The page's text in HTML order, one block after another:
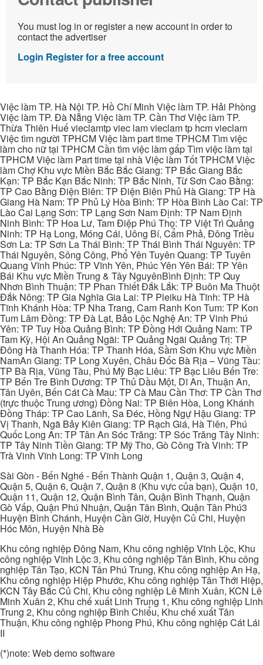
You must log in or register a new account in order to
contact the advertiser
Login Register for a free account
Việc làm TP. Hà Nội TP. Hồ Chí Minh Việc làm TP. Hải Phòng
Việc làm TP. Đà Nẵng Việc làm TP. Cần Thơ Việc làm TP.
Thừa Thiên Huế vieclamtp viec lam vieclam tp hcm vieclam
Việc tìm người TPHCM Việc làm part time TPHCM Tìm việc
làm cho nữ tại TPHCM Cần tìm việc làm gấp Tìm việc làm tại
TPHCM Việc làm Part time tại nhà Việc làm Tốt TPHCM Việc
làm Chợ Khu vực Miền Bắc Bắc Giang: TP Bắc Giang Bắc
Kạn: TP Bắc Kạn Bắc Ninh: TP Bắc Ninh, Từ Sơn Cao Bằng:
TP Cao Bằng Điện Biên: TP Điện Biên Phủ Hà Giang: TP Hà
Giang Hà Nam: TP Phủ Lý Hòa Bình: TP Hòa Bình Lào Cai: TP
Lào Cai Lạng Sơn: TP Lạng Sơn Nam Định: TP Nam Định
Ninh Bình: TP Hoa Lư, Tam Điệp Phú Thọ: TP Việt Trì Quảng
Ninh: TP Hạ Long, Móng Cái, Uông Bí, Cẩm Phả, Đông Triều
Sơn La: TP Sơn La Thái Bình: TP Thái Bình Thái Nguyên: TP
Thái Nguyên, Sông Công, Phổ Yên Tuyên Quang: TP Tuyên
Quang Vĩnh Phúc: TP Vĩnh Yên, Phúc Yên Yên Bái: TP Yên
Bái Khu vực Miền Trung & Tây NguyênBình Định: TP Quy
Nhơn Bình Thuận: TP Phan Thiết Đắk Lắk: TP Buôn Ma Thuột
Đắk Nông: TP Gia Nghĩa Gia Lai: TP Pleiku Hà Tĩnh: TP Hà
Tĩnh Khánh Hòa: TP Nha Trang, Cam Ranh Kon Tum: TP Kon
Tum Lâm Đồng: TP Đà Lạt, Bảo Lộc Nghệ An: TP Vinh Phú
Yên: TP Tuy Hòa Quảng Bình: TP Đồng Hới Quảng Nam: TP
Tam Kỳ, Hội An Quảng Ngãi: TP Quảng Ngãi Quảng Trị: TP
Đông Hà Thanh Hóa: TP Thanh Hóa, Sầm Sơn Khu vực Miền
NamAn Giang: TP Long Xuyên, Châu Đốc Bà Rịa – Vũng Tàu:
TP Bà Rịa, Vũng Tàu, Phú Mỹ Bạc Liêu: TP Bạc Liêu Bến Tre:
TP Bến Tre Bình Dương: TP Thủ Dầu Một, Dĩ An, Thuận An,
Tân Uyên, Bến Cát Cà Mau: TP Cà Mau Cần Thơ: TP Cần Thơ
(trực thuộc Trung ương) Đồng Nai: TP Biên Hòa, Long Khánh
Đồng Tháp: TP Cao Lãnh, Sa Đéc, Hồng Ngự Hậu Giang: TP
Vị Thanh, Ngã Bảy Kiên Giang: TP Rạch Giá, Hà Tiên, Phú
Quốc Long An: TP Tân An Sóc Trăng: TP Sóc Trăng Tây Ninh:
TP Tây Ninh Tiền Giang: TP Mỹ Tho, Gò Công Trà Vinh: TP
Trà Vinh Vĩnh Long: TP Vĩnh Long
Sài Gòn - Bến Nghé - Bến Thành Quận 1, Quận 3, Quận 4,
Quận 5, Quận 6, Quận 7, Quận 8 (Khu vực của bạn), Quận 10,
Quận 11, Quận 12, Quận Bình Tân, Quận Bình Thạnh, Quận
Gò Vấp, Quận Phú Nhuận, Quận Tân Bình, Quận Tân Phú3
Huyện Bình Chánh, Huyện Cần Giờ, Huyện Củ Chi, Huyện
Hóc Môn, Huyện Nhà Bè
Khu công nghiệp Đông Nam, Khu công nghiệp Vĩnh Lộc, Khu
công nghiệp Vĩnh Lộc 3, Khu công nghiệp Tân Bình, Khu công
nghiệp Tân Tạo, KCN Tân Phú Trung, Khu công nghiệp An Hạ,
Khu công nghiệp Hiệp Phước, Khu công nghiệp Tân Thới Hiệp,
KCN Tây Bắc Củ Chi, Khu công nghiệp Lê Minh Xuân, KCN Lê
Minh Xuân 2, Khu chế xuất Linh Trung 1, Khu công nghiệp Linh
Trung 2, Khu công nghiệp Bình Chiểu, Khu chế xuất Tân
Thuận, Khu công nghiệp Phong Phú, Khu công nghiệp Cát Lái
II
(*)note: Web demo software